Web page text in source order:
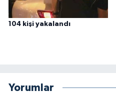
104 kişi yakalandı
Yorumlar